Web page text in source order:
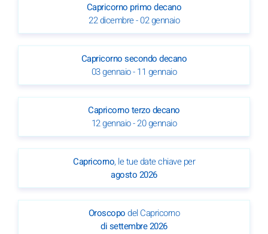
Capricorno primo decano
22 dicembre - 02 gennaio
Capricorno secondo decano
03 gennaio - 11 gennaio
Capricorno terzo decano
12 gennaio - 20 gennaio
Capricorno, le tue date chiave per
agosto 2026
Oroscopodel Capricorno
di settembre 2026